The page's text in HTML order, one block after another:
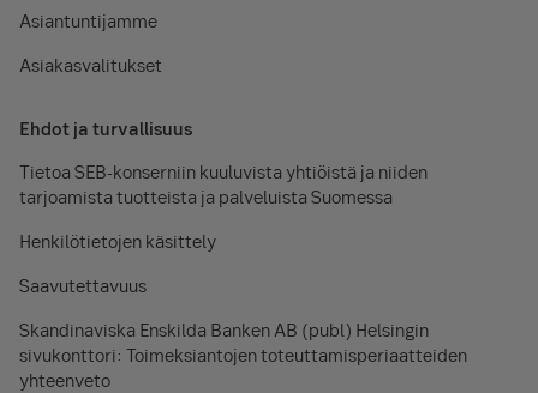
Asiantuntijamme
Asiakasvalitukset
Ehdot ja turvallisuus
Tietoa SEB-konserniin kuuluvista yhtiöistä ja niiden
tarjoamista tuotteista ja palveluista Suomessa
Henkilötietojen käsittely
Saavutettavuus
Skandinaviska Enskilda Banken AB (publ) Helsingin
sivukonttori: Toimeksiantojen toteuttamisperiaatteiden
yhteenveto